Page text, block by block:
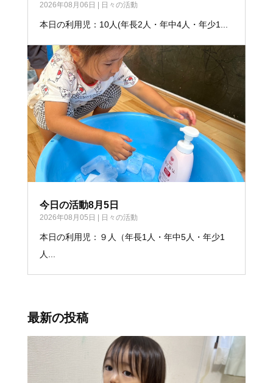
2026年08月06日 日々の活動
本日の利用児：10人(年長2人・年中4人・年少1...
今日の活動8月5日
2026年08月05日 日々の活動
本日の利用児：９人（年長1人・年中5人・年少1
人...
最新の投稿